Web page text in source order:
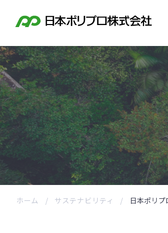
ホーム サステナビリティ 日本ポリプ